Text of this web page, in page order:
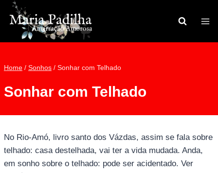
Pular
para
Conteúdo
Home / Sonhos / Sonhar com Telhado
Sonhar com Telhado
No Rio-Amó, livro santo dos Vázdas, assim se fala sobre
telhado: casa destelhada, vai ter a vida mudada. Anda,
em sonho sobre o telhado: pode ser acidentado. Ver